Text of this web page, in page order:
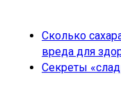
Сколько
вреда для
Секреты